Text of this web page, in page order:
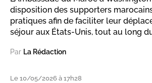
disposition des supporters
pratiques afin de faciliter leur
séjour aux États-Unis, tout au long
Par La Rédaction
Le 10/05/2026 à 17h28